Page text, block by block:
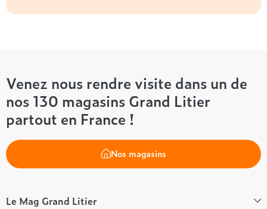
Venez nous rendre visite dans un de
nos 130 magasins Grand Litier
partout en France !
Nos magasins
Le Mag Grand Litier